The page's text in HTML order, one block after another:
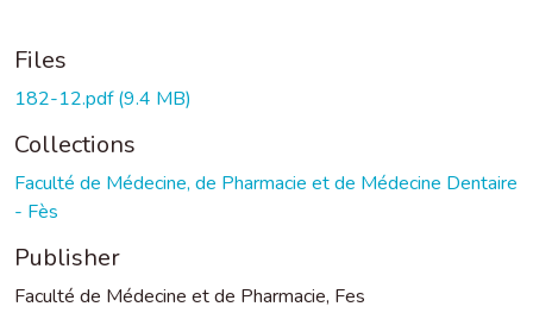
Files
182-12.pdf(9.4 MB)
Collections
Faculté de Médecine, de Pharmacie et de Médecine Dentaire
- Fès
Publisher
Faculté de Médecine et de Pharmacie, Fes